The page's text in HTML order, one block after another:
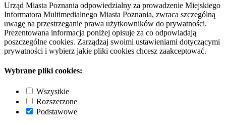
Urząd Miasta Poznania odpowiedzialny za prowadzenie Miejskiego
Informatora Multimedialnego Miasta Poznania, zwraca szczególną
uwagę na przestrzeganie prawa użytkowników do prywatności.
Prezentowana informacja poniżej opisuje za co odpowiadają
poszczególne cookies. Zarządzaj swoimi ustawieniami dotyczącymi
prywatności i wybierz jakie pliki cookies chcesz zaakceptować.
Wybrane pliki cookies:
Wszystkie
Rozszerzone
Podstawowe